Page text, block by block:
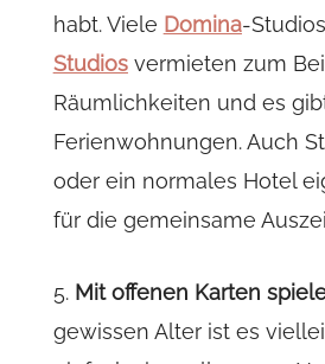
habt. Viele Domina-
Studiosvermieten zum
Räumlichkeiten und es
Ferienwohnungen. Auch
oder ein normales Hotel
für die gemeinsame
5. Mit offenen Karten
gewissen Alter ist es